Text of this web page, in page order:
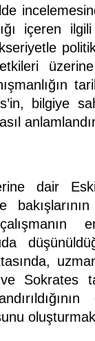
içeren
bilgiye
dair
ve Sokrates